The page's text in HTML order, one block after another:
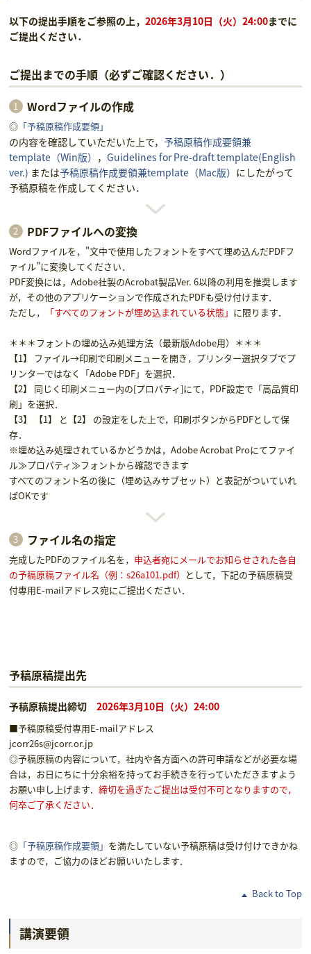
以下の提出手順をご参照の上，2026年3月10日（火）24:00までに
ご提出ください．
ご提出までの手順（必ずご確認ください．）
Wordファイルの作成
◎ 「予稿原稿作成要領」
の内容を確認していただいた上で，予稿原稿作成要領兼
template（Win版） ，Guidelines for Pre-draft template(English
ver.) または予稿原稿作成要領兼template（Mac版） にしたがって
予稿原稿を作成してください．
PDFファイルへの変換
Wordファイルを，"文中で使用したフォントをすべて埋め込んだPDFフ
ァイル"に変換してください．
PDF変換には，Adobe社製のAcrobat製品Ver. 6以降の利用を推奨します
が，その他のアプリケーションで作成されたPDFも受け付けます．
ただし，
「すべてのフォントが埋め込まれている状態」 に限ります．
＊＊＊フォントの埋め込み処理方法（最新版Adobe用）＊＊＊
【1】 ファイル→印刷で印刷メニューを開き，プリンター選択タブでプ
リンターではなく「Adobe PDF」を選択．
【2】 同じく印刷メニュー内の[プロパティ]にて，PDF設定で「高品質印
刷」を選択．
【3】 【1】 と【2】 の設定をした上で，印刷ボタンからPDFとして保
存．
※埋め込み処理されているかどうかは，Adobe Acrobat Proにてファイ
ル≫プロパティ≫フォントから確認できます
すべてのフォント名の後に（埋め込みサブセット）と表記がついていれ
ばOKです
ファイル名の指定
完成したPDFのファイル名を， 申込者宛にメールでお知らせされた各自
の予稿原稿ファイル名（例：s26a101.pdf） として，下記の予稿原稿受
付専用E-mailアドレス宛にご提出ください．
予稿原稿提出先
予稿原稿提出締切2026年3月10日（火）24:00
■予稿原稿受付専用E-mailアドレス
jcorr26s@jcorr.or.jp
◎予稿原稿の内容について，社内や各方面への許可申請などが必要な場
合は，お日にちに十分余裕を持ってお手続きを行っていただきますよう
お願い申し上げます．締切を過ぎたご提出は受付不可となりますので，
何卒ご了承ください．
◎ 「予稿原稿作成要領」 を満たしていない予稿原稿は受け付けできかね
ますので，ご協力のほどお願いいたします．
Back to Top
講演要領